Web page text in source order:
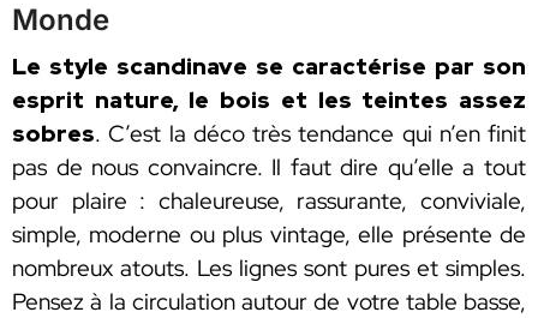
Monde
Le style scandinave se caractérise par son
esprit nature, le bois et les teintes assez
sobres. C’est la déco très tendance qui n’en finit
pas de nous convaincre. Il faut dire qu’elle a tout
pour plaire : chaleureuse, rassurante, conviviale,
simple, moderne ou plus vintage, elle présente de
nombreux atouts. Les lignes sont pures et simples.
Pensez à la circulation autour de votre table basse,